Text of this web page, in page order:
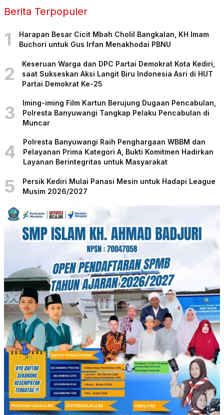
Berita Terpopuler
1
Harapan Besar Cicit Mbah Cholil Bangkalan, KH Imam
Buchori untuk Gus Irfan Menakhodai PBNU
2
Keseruan Warga dan DPC Partai Demokrat Kota Kediri,
saat Sukseskan Aksi Langit Biru Indonesia Asri di HUT
Partai Demokrat Ke-25
3
Iming-iming Film Kartun Berujung Dugaan Pencabulan,
Polresta Banyuwangi Tangkap Pelaku Pencabulan di
Muncar
4
Polresta Banyuwangi Raih Penghargaan WBBM dan
Pelayanan Prima Kategori A, Bukti Komitmen Hadirkan
Layanan Berintegritas untuk Masyarakat
5
Persik Kediri Mulai Panasi Mesin untuk Hadapi League
Musim 2026/2027